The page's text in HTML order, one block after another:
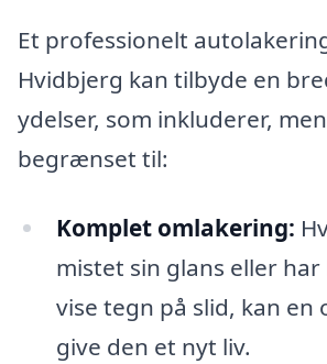
Et professionelt
Hvidbjerg kan tilbyde en
ydelser, som inkluderer,
begrænset til:
Komplet omlakering:
mistet sin glans eller
vise tegn på slid, kan en
give den et nyt liv.